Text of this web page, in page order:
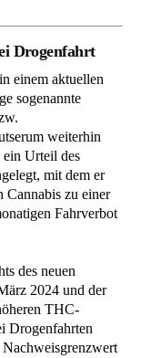
Drogenfahrt
einem aktuellen
sogenannte
weiterhin
ein Urteil des
mit dem er
Cannabis zu einer
Fahrverbot
des neuen
2024 und der
THC-
Drogenfahrten